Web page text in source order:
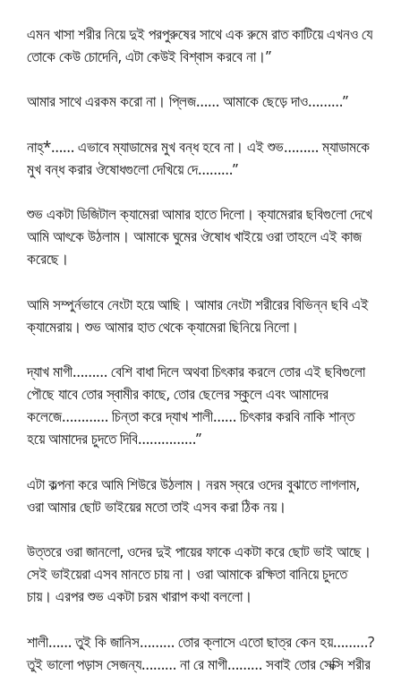
এমন খাসা শরীর নিয়ে দুই পরপুরুষের সাথে এক রুমে রাত কাটিয়ে এখনও যে
তোকে কেউ চোদেনি, এটা কেউই বিশ্বাস করবে না।”
আমার সাথে এরকম করো না। প্লিজ…… আমাকে ছেড়ে দাও………”
নাহ্*…… এভাবে ম্যাডামের মুখ বন্ধ হবে না। এই শুভ……… ম্যাডামকে
মুখ বন্ধ করার ঔষোধগুলো দেখিয়ে দে………”
শুভ একটা ডিজিটাল ক্যামেরা আমার হাতে দিলো। ক্যামেরার ছবিগুলো দেখে
আমি আৎকে উঠলাম। আমাকে ঘুমের ঔষোধ খাইয়ে ওরা তাহলে এই কাজ
করেছে।
আমি সম্পুর্নভাবে নেংটা হয়ে আছি। আমার নেংটা শরীরের বিভিন্ন ছবি এই
ক্যামেরায়। শুভ আমার হাত থেকে ক্যামেরা ছিনিয়ে নিলো।
দ্যাখ মাগী……… বেশি বাধা দিলে অথবা চিৎকার করলে তোর এই ছবিগুলো
পৌছে যাবে তোর স্বামীর কাছে, তোর ছেলের স্কুলে এবং আমাদের
কলেজে………… চিন্তা করে দ্যাখ শালী…… চিৎকার করবি নাকি শান্ত
হয়ে আমাদের চুদতে দিবি……………”
এটা কল্পনা করে আমি শিউরে উঠলাম। নরম স্বরে ওদের বুঝাতে লাগলাম,
ওরা আমার ছোট ভাইয়ের মতো তাই এসব করা ঠিক নয়।
উত্তরে ওরা জানলো, ওদের দুই পায়ের ফাকে একটা করে ছোট ভাই আছে।
সেই ভাইয়েরা এসব মানতে চায় না। ওরা আমাকে রক্ষিতা বানিয়ে চুদতে
চায়। এরপর শুভ একটা চরম খারাপ কথা বললো।
শালী…… তুই কি জানিস……… তোর ক্লাসে এতো ছাত্র কেন হয়………?
তুই ভালো পড়াস সেজন্য……… না রে মাগী……… সবাই তোর সেক্সি শরীর